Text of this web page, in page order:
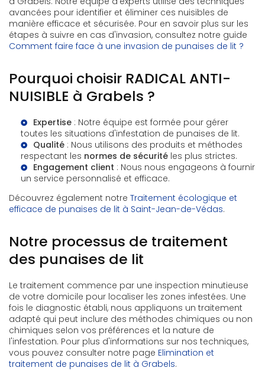
avancées pour identifier et éliminer ces nuisibles de
manière efficace et sécurisée. Pour en savoir plus sur les
étapes à suivre en cas d'invasion, consultez notre guide
Comment faire face à une invasion de punaises de lit ?
Pourquoi choisir RADICAL ANTI-
NUISIBLE à Grabels ?
Expertise : Notre équipe est formée pour gérer
toutes les situations d'infestation de punaises de lit.
Qualité : Nous utilisons des produits et méthodes
respectant les normes de sécurité les plus strictes.
Engagement client : Nous nous engageons à fournir
un service personnalisé et efficace.
Découvrez également notre Traitement écologique et
efficace de punaises de lit à Saint-Jean-de-Védas.
Notre processus de traitement
des punaises de lit
Le traitement commence par une inspection minutieuse
de votre domicile pour localiser les zones infestées. Une
fois le diagnostic établi, nous appliquons un traitement
adapté qui peut inclure des méthodes chimiques ou non
chimiques selon vos préférences et la nature de
l'infestation. Pour plus d'informations sur nos techniques,
vous pouvez consulter notre page Elimination et
traitement de punaises de lit à Grabels.